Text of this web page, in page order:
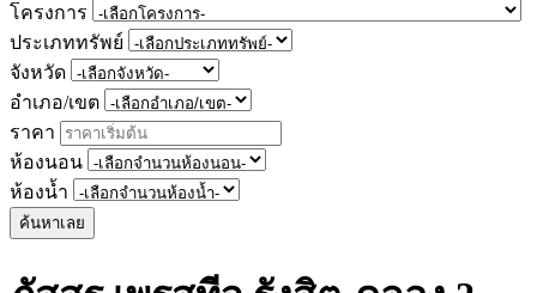
โครงการ
ประเภททรัพย์
จังหวัด
อำเภอ/เขต
ราคา
ห้องนอน
ห้องน้ำ
ค้นหาเลย